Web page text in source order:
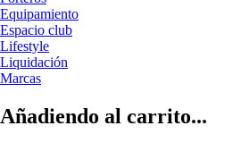
Equipamiento
Espacio club
Lifestyle
Liquidación
Marcas
Añadiendo al carrito...